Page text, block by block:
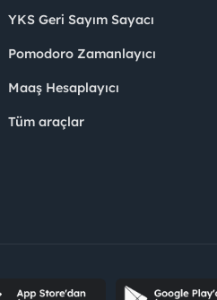
YKS Geri Sayım Sayacı
Pomodoro Zamanlayıcı
Maaş Hesaplayıcı
Tüm araçlar